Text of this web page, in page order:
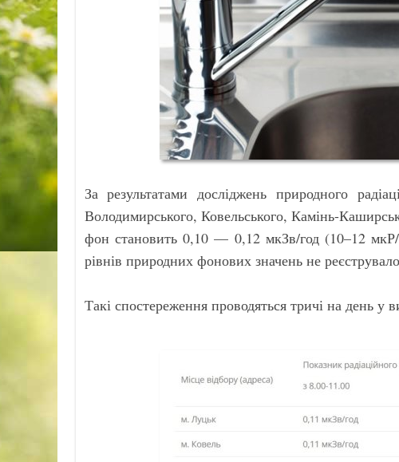
За результатами досліджень природного
Володимирського, Ковельського, Камінь-
фон становить 0,10 — 0,12 мкЗв/год (10–12
рівнів природних фонових значень не
Такі спостереження проводяться тричі на день у